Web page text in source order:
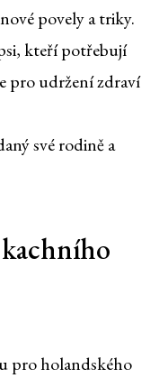
povely a triky.
kteří potřebují
pro udržení zdraví
své rodině a
pro holandského